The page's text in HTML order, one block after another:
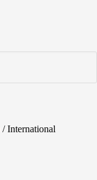
/International